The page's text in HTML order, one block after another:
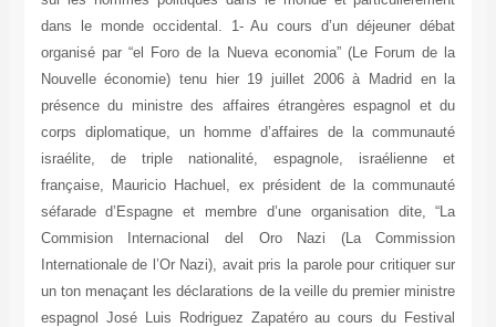
dans le monde occidental. 1- Au cours d’un déjeuner débat
organisé par “el Foro de la Nueva economia” (Le Forum de la
Nouvelle économie) tenu hier 19 juillet 2006 à Madrid en la
présence du ministre des affaires étrangères espagnol et du
corps diplomatique, un homme d’affaires de la communauté
israélite, de triple nationalité, espagnole, israélienne et
française, Mauricio Hachuel, ex président de la communauté
séfarade d’Espagne et membre d’une organisation dite, “La
Commision Internacional del Oro Nazi (La Commission
Internationale de l’Or Nazi), avait pris la parole pour critiquer sur
un ton menaçant les déclarations de la veille du premier ministre
espagnol José Luis Rodriguez Zapatéro au cours du Festival